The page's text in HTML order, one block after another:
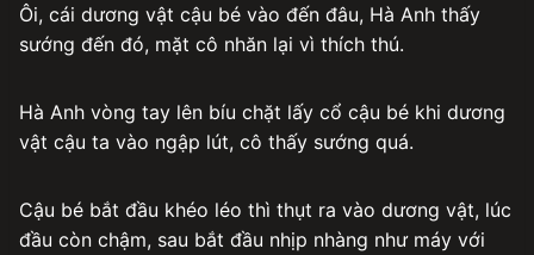
Ôi, cái dương vật cậu bé vào đến đâu, Hà Anh thấy
sướng đến đó, mặt cô nhăn lại vì thích thú.
Hà Anh vòng tay lên bíu chặt lấy cổ cậu bé khi dương
vật cậu ta vào ngập lút, cô thấy sướng quá.
Cậu bé bắt đầu khéo léo thì thụt ra vào dương vật, lúc
đầu còn chậm, sau bắt đầu nhịp nhàng như máy với